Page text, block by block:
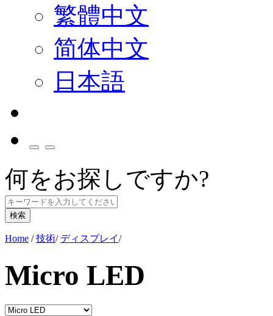
繁體中文
简体中文
日本語
何をお探しですか?
検索
Home / 技術/ ディスプレイ/
Micro LED